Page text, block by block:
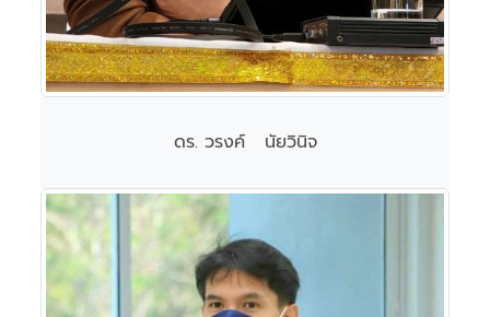
ดร. วรงค์ นัยวินิจ